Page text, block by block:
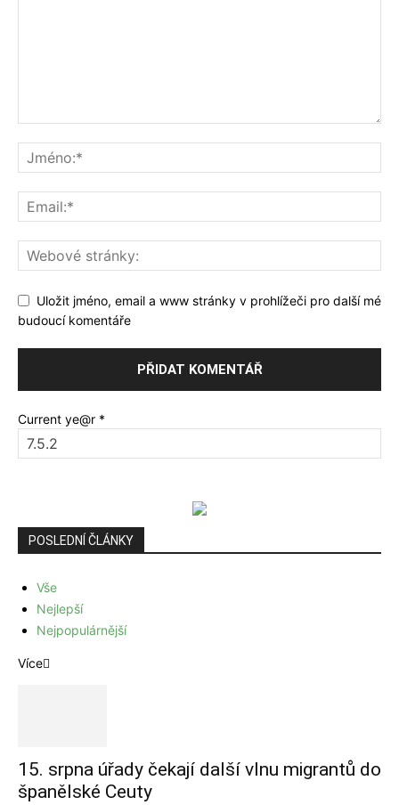
Uložit jméno, email a www stránky v prohlížeči pro další mé
budoucí komentáře
Current ye@r *
POSLEDNÍ ČLÁNKY
Vše
Nejlepší
Nejpopulárnější
Více
15. srpna úřady čekají další vlnu migrantů do
španělské Ceuty